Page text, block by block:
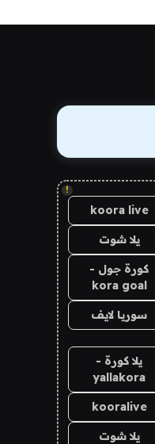
!
koora live
يلا شوت
كورة جول -
kora goal
سوريا لايف
يلا كورة -
yallakora
kooralive
يلا شوت